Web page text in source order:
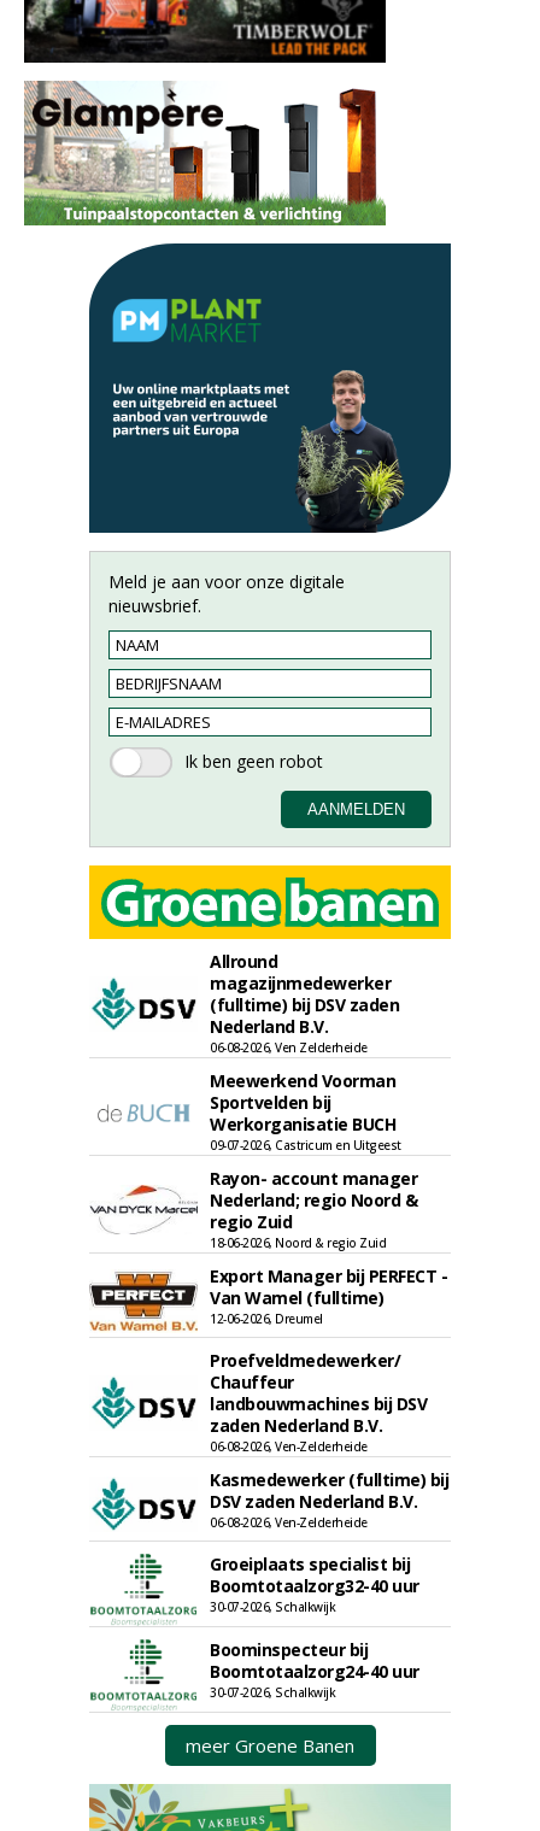
Meld je aan voor onze digitale
nieuwsbrief.
Allround
magazijnmedewerker
(fulltime) bij DSV zaden
Nederland B.V.
06-08-2026, Ven Zelderheide
Meewerkend Voorman
Sportvelden bij
Werkorganisatie BUCH
09-07-2026, Castricum en Uitgeest
Rayon- account manager
Nederland; regio Noord &
regio Zuid
18-06-2026, Noord & regio Zuid
Export Manager bij PERFECT -
Van Wamel (fulltime)
12-06-2026, Dreumel
Proefveldmedewerker/
Chauffeur
landbouwmachines bij DSV
zaden Nederland B.V.
06-08-2026, Ven-Zelderheide
Kasmedewerker (fulltime) bij
DSV zaden Nederland B.V.
06-08-2026, Ven-Zelderheide
Groeiplaats specialist bij
Boomtotaalzorg32-40 uur
30-07-2026, Schalkwijk
Boominspecteur bij
Boomtotaalzorg24-40 uur
30-07-2026, Schalkwijk
meer Groene Banen